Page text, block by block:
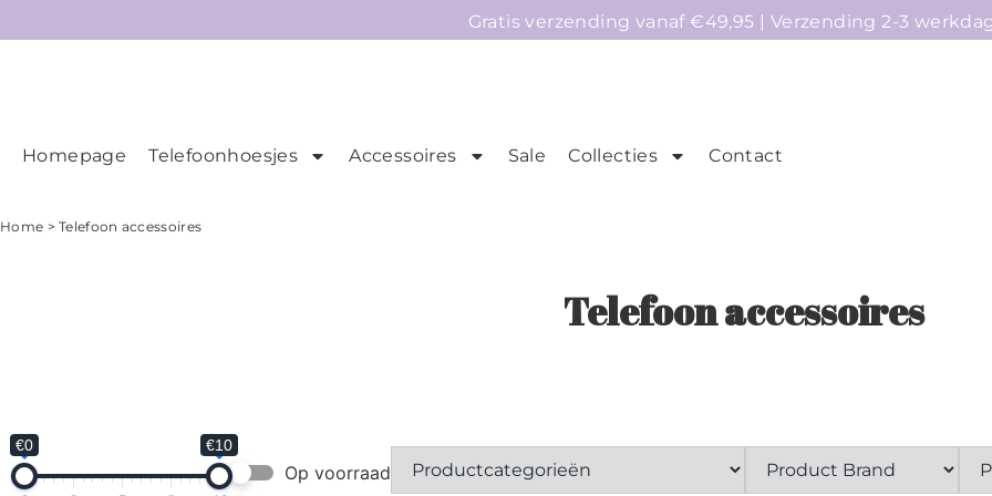
Gratis verzending vanaf €49,95 | Verzending 2-3
Homepage Telefoonhoesjes Accessoires Sale Collecties Contact
Home > Telefoon accessoires
Telefoon accessoires
€0 €10
Op voorraad